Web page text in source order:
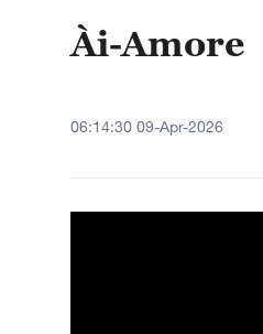
À‌i-Amore
06:14:30 09-Apr-2026